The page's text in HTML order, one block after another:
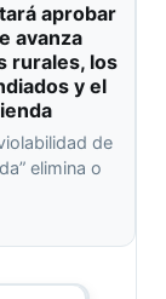
aprobar
avanza
rurales, los
y el
de
elimina o